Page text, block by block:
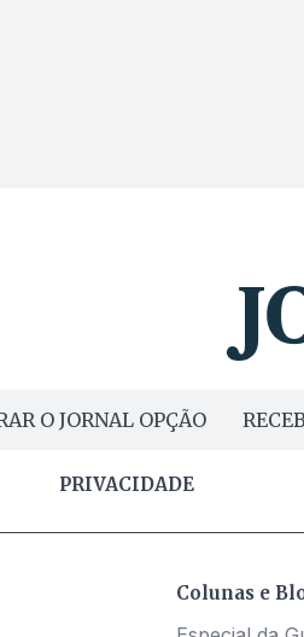
O JORNAL OPÇÃO
PRIVACIDADE
Colunas e